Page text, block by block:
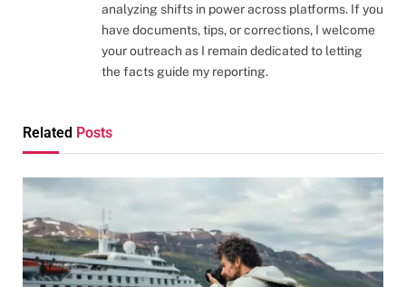
analyzing shifts in power across platforms. If you
have documents, tips, or corrections, I welcome
your outreach as I remain dedicated to letting
the facts guide my reporting.
Related Posts